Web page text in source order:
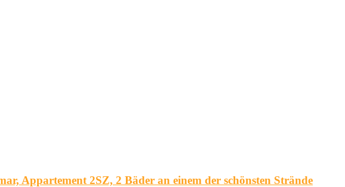
Appartement 2SZ, 2 Bäder an einem der schönsten Strände